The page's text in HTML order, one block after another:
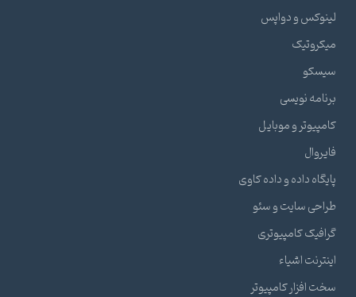
لینوکس و دواپس
میکروتیک
سیسکو
برنامه نویسی
کامپیوتر و موبایل
فایروال
پایگاه داده و داده کاوی
طراحی سایت و سئو
گرافیک کامپیوتری
اینترنت اشیاء
سخت افزار کامپیوتر